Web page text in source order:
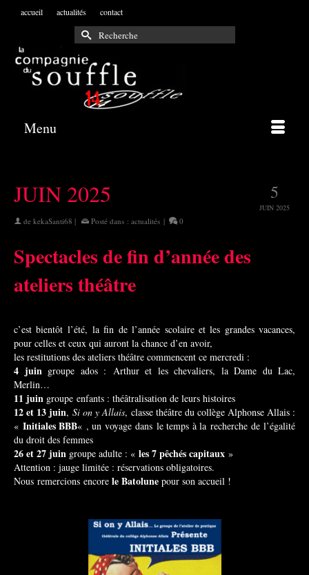
accueil actualités contact
Rechercher :
Menu
5
JUIN 2025
JUIN 2025
de kekaSanti68 | Posté dans : actualités | 0
Spectacles de fin d’année des
ateliers théâtre
c’est bientôt l’été, la fin de l’année scolaire et les grandes vacances,
pour celles et ceux qui auront la chance d’en avoir,
les restitutions des ateliers théâtre commencent ce mercredi :
4 juingroupe ados : Arthur et les chevaliers, la Dame du Lac,
Merlin…
11 juin groupe enfants : théâtralisation de leurs histoires
12 et 13 juin, Si on y Allais, classe théâtre du collège Alphonse Allais :
« Initiales BBB« , un voyagedans le temps à la recherchede l’égalité
du droit des femmes
26 et 27 juin groupe adulte : « les 7 pêchés capitaux »
Attention : jauge limitée : réservations obligatoires.
Nous remercions encore le Batolune pour son accueil !